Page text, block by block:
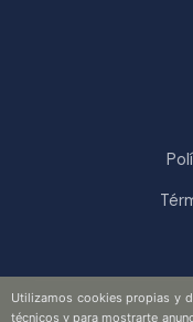
Utilizamos cookies propias y
técnicos y para mostrarte